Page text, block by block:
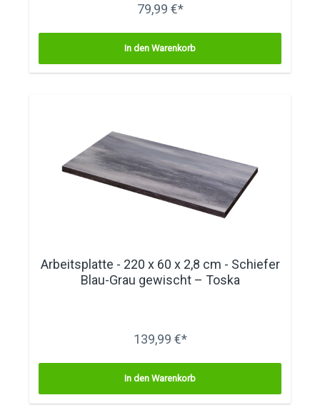
79,99 €*
In den Warenkorb
Arbeitsplatte - 220 x 60 x 2,8 cm - Schiefer
Blau-Grau gewischt – Toska
139,99 €*
In den Warenkorb